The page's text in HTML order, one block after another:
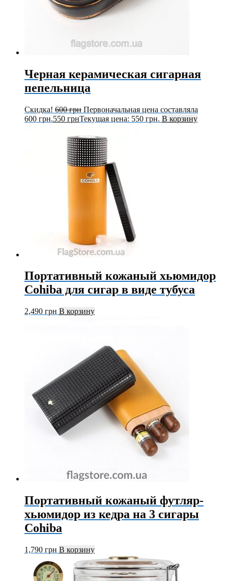
Черная керамическая сигарная
пепельница
Скидка! 600грн Первоначальная цена составляла
600 грн.550 грнТекущая цена: 550 грн. В корзину
Портативный кожаный хьюмидор
Cohiba для сигар в виде тубуса
2,490 грн В корзину
Портативный кожаный футляр-
хьюмидор из кедра на 3 сигары
Cohiba
1,790 грн В корзину